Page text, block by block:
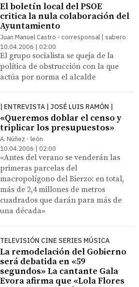
El boletín local del PSOE
critica la nula colaboración del
Ayuntamiento
Juan Manuel Castro - corresponsal | sabero
10.04.2006 | 02:00
El grupo socialista se queja de la
política de obstrucción con la que
actúa por norma el alcalde
| ENTREVISTA | JOSÉ LUIS RAMÓN |
«Queremos doblar el censo y
triplicar los presupuestos»
A. Núñez - león
10.04.2006 | 02:00
«Antes del verano se venderán las
primeras parcelas del
macropolígono del Bierzo: en total,
más de 2,4 millones de metros
cuadrados que darán para más de
una década»
TELEVISIÓN CINE SERIES MÚSICA
La remodelación del Gobierno
será debatida en «59
segundos» La cantante Gala
Evora afirma que «Lola Flores